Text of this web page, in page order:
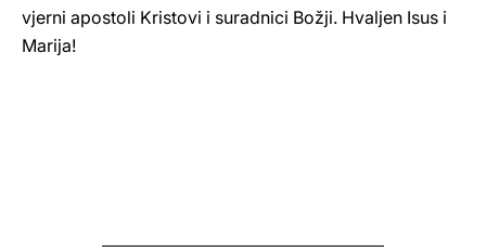
vjerni apostoli Kristovi i suradnici Božji. Hvaljen Isus i
Marija!